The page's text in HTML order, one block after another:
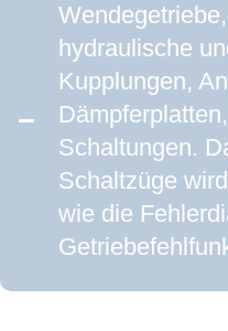
hydraulische
Kupplungen,
Schaltungen.
Schaltzüge
wie die